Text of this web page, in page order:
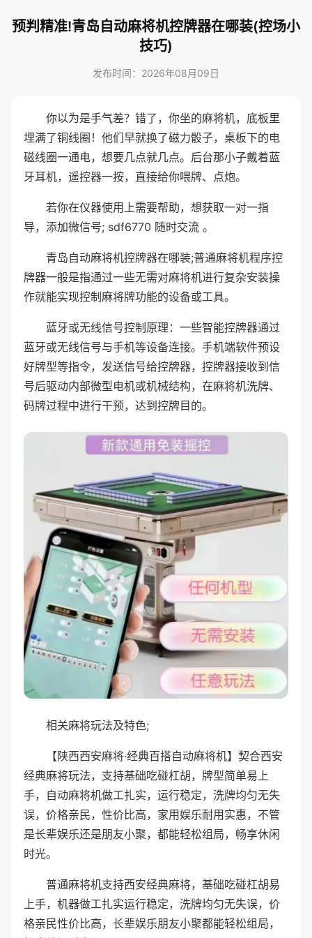
预判精准!青岛自动麻将机控牌器在哪装(控场小
技巧)
发布时间：2026年08月09日
你以为是手气差？错了，你坐的麻将机，底板里
埋满了铜线圈！他们早就换了磁力骰子，桌板下的电
磁线圈一通电，想要几点就几点。后台那小子戴着蓝
牙耳机，遥控器一按，直接给你喂牌、点炮。
若你在仪器使用上需要帮助，想获取一对一指
导，添加微信号; sdf6770 随时交流 。
青岛自动麻将机控牌器在哪装;普通麻将机程序控
牌器一般是指通过一些无需对麻将机进行复杂安装操
作就能实现控制麻将牌功能的设备或工具。
蓝牙或无线信号控制原理：一些智能控牌器通过
蓝牙或无线信号与手机等设备连接。手机端软件预设
好牌型等指令，发送信号给控牌器，控牌器接收到信
号后驱动内部微型电机或机械结构，在麻将机洗牌、
码牌过程中进行干预，达到控牌目的。
相关麻将玩法及特色;
【陕西西安麻将·经典百搭自动麻将机】契合西安
经典麻将玩法，支持基础吃碰杠胡，牌型简单易上
手，自动麻将机做工扎实，运行稳定，洗牌均匀无失
误，价格亲民，性价比高，家用娱乐耐用实惠，不管
是长辈娱乐还是朋友小聚，都能轻松组局，畅享休闲
时光。
普通麻将机支持西安经典麻将，基础吃碰杠胡易
上手，机器做工扎实运行稳定，洗牌均匀无失误，价
格亲民性价比高，长辈娱乐朋友小聚都能轻松组局，